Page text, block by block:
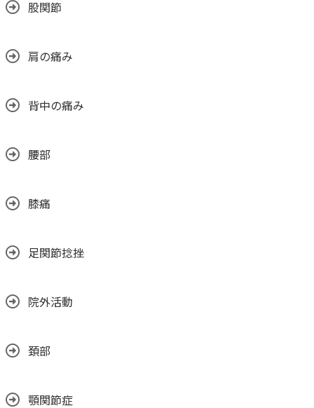
股関節
肩の痛み
背中の痛み
腰部
膝痛
足関節捻挫
院外活動
頚部
顎関節症